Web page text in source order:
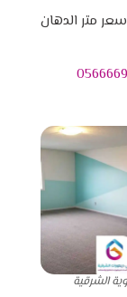
متر الدهان
الشرقية